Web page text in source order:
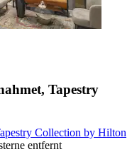
Tapestry
Collection by Hilton
entfernt